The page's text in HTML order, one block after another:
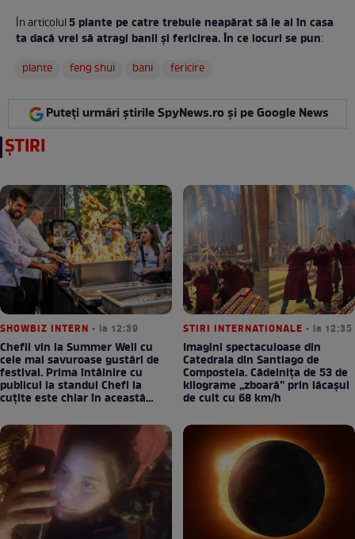
În articolul5 plante pe catre trebuie neapărat să le ai în casa
ta dacă vrei să atragi banii și fericirea. În ce locuri se pun:
plante
feng shui bani fericire
Puteți urmări știrile SpyNews.ro și pe Google News
ȘTIRI
SHOWBIZ INTERN • la 12:39
Chefii vin la Summer Well cu
cele mai savuroase gustări de
festival. Prima întâlnire cu
publicul la standul Chefi la
cuțite este chiar în această
STIRI INTERNATIONALE • la 12:35
Imagini spectaculoase din
Catedrala din Santiago de
Compostela. Cădelnița de 53 de
kilograme „zboară” prin lăcașul
de cult cu 68 km/h